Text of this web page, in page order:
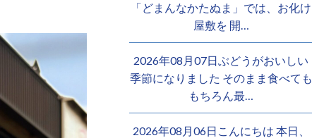
「どまんなかたぬま」では、お化け
屋敷を 開…
2026年08月07日ぶどうがおいしい
季節になりました そのまま食べても
もちろん最…
2026年08月06日こんにちは 本日、